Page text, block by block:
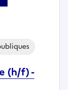
(h/f) -